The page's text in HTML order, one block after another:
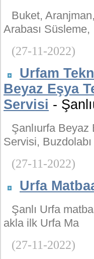
Buket,
Arabası Süsleme,
(27-11-2022)
Urfam
Beyaz Eşya
Servisi -
Şanlıurfa Beyaz
Servisi, Buzdolabı
(27-11-2022)
Urfa
Şanlı Urfa
akla ilk Urfa Ma
(27-11-2022)